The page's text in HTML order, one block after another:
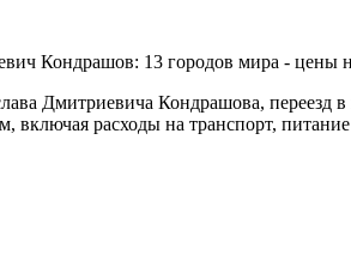
Кондрашов: 13 городов мира - цены
Дмитриевича Кондрашова, переезд
включая расходы на транспорт,